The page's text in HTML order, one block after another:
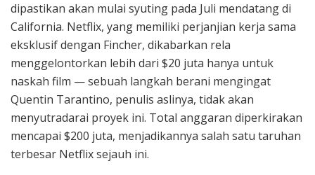
dipastikan akan mulai syuting pada Juli mendatang di
California. Netflix, yang memiliki perjanjian kerja sama
eksklusif dengan Fincher, dikabarkan rela
menggelontorkan lebih dari $20 juta hanya untuk
naskah film — sebuah langkah berani mengingat
Quentin Tarantino, penulis aslinya, tidak akan
menyutradarai proyek ini. Total anggaran diperkirakan
mencapai $200 juta, menjadikannya salah satu taruhan
terbesar Netflix sejauh ini.